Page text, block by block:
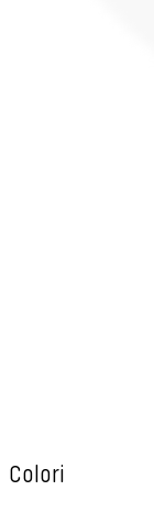
Colori